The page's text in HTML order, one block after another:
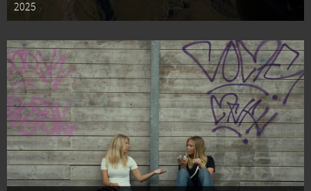
2025